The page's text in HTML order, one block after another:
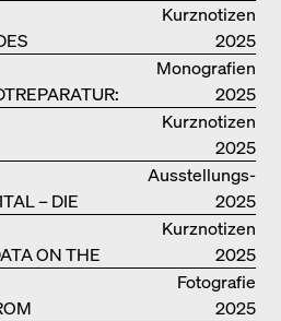
Kurznotizen
2025
Monografien
2025
Kurznotizen
THE PLUS
2025
Ausstellungs­
kataloge
– DIE
2025
Kurznotizen
ON THE
2025
Fotografie
2025